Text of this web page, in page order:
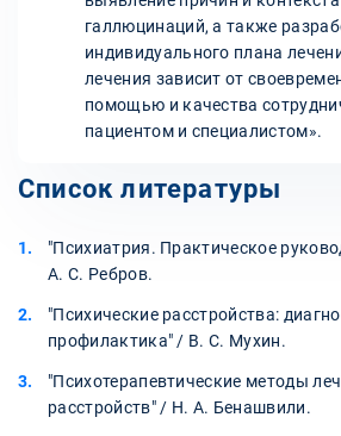
галлюцинаций, а также
индивидуального плана
лечения зависит от
помощью и качества
пациентом и специалистом».
Список литературы
"Психиатрия. Практическое
А. С. Ребров.
"Психические расстройства:
профилактика" / В. С. Мухин.
"Психотерапевтические методы
расстройств" / Н. А. Бенашвили.